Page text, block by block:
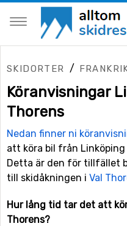
SKIDORTER /
Köranvisningar
Thorens
Nedan finner ni
att köra bil från
Detta är den för tillfället
till skidåkningen i Val
Hur lång tid tar det att
Thorens?